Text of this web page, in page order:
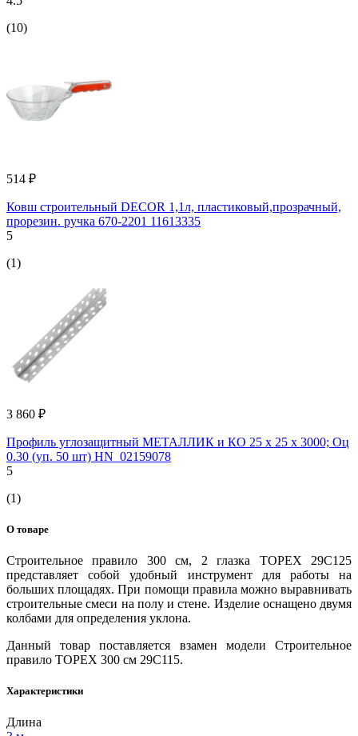
(10)
514 ₽
Ковш строительный DECOR 1,1л, пластиковый,прозрачный,
прорезин. ручка 670-2201 11613335
5
(1)
3 860 ₽
Профиль углозащитный МЕТАЛЛИК и КО 25 х 25 х 3000; Оц
0.30 (уп. 50 шт) НN_02159078
5
(1)
О товаре
Строительное правило 300 см, 2 глазка TOPEX 29C125
представляет собой удобный инструмент для работы на
больших площадях. При помощи правила можно выравнивать
строительные смеси на полу и стене. Изделие оснащено двумя
колбами для определения уклона.
Данный товар поставляется взамен модели Cтроительное
правило TOPEX 300 см 29C115.
Характеристики
Длина